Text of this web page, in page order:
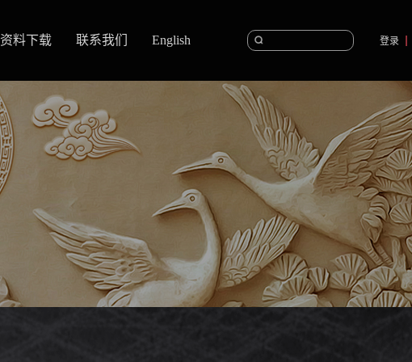
登录
资料下载 联系我们 English